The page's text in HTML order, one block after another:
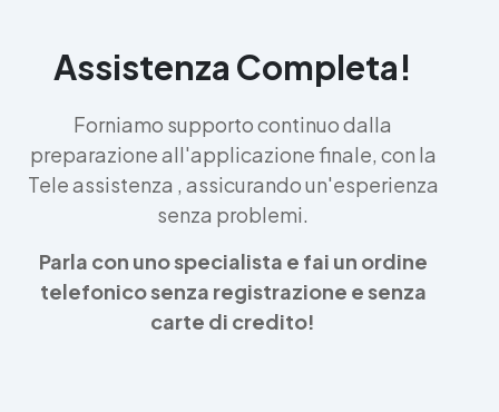
Assistenza Completa!
Forniamo supporto continuo dalla
preparazione all'applicazione finale, con la
Tele assistenza , assicurando un'esperienza
senza problemi.
Parla con uno specialista e fai un ordine
telefonico senza registrazione e senza
carte di credito!